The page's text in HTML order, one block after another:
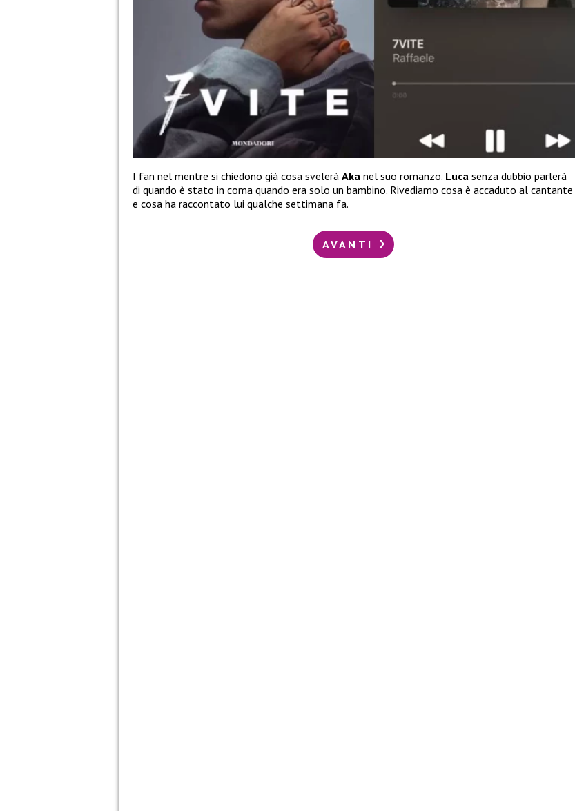
I fan nel mentre si chiedono già cosa svelerà Aka nel suo romanzo. Luca senza dubbio parlerà
di quando è stato in coma quando era solo un bambino. Rivediamo cosa è accaduto al cantante
e cosa ha raccontato lui qualche settimana fa.
AVANTI